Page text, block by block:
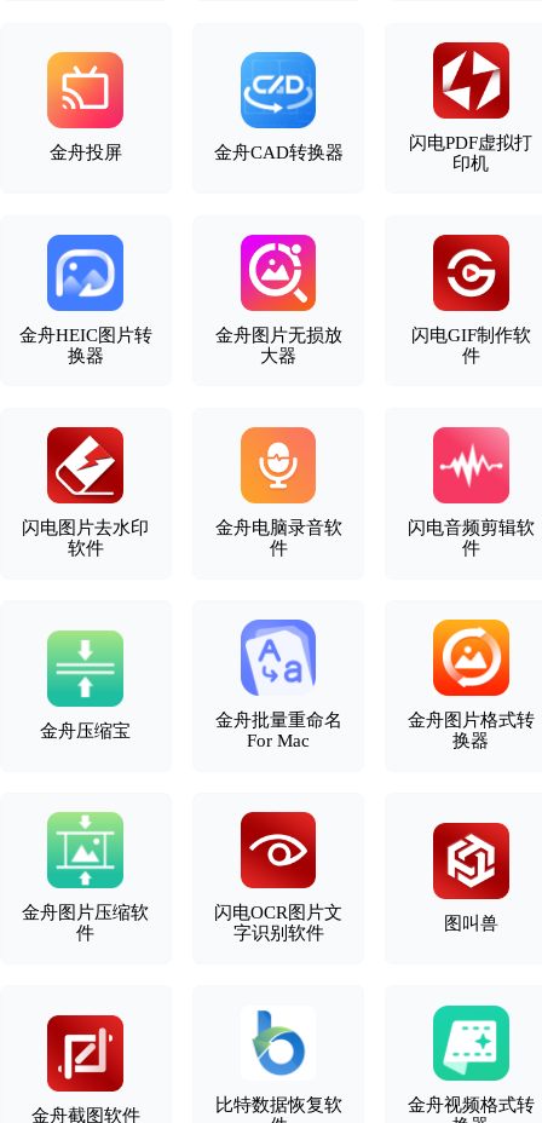
金舟投屏 金舟CAD转换器
闪电PDF虚拟打
印机
金舟HEIC图片转
换器
金舟图片无损放
大器
闪电GIF制作软
件
闪电图片去水印
软件
金舟电脑录音软
件
闪电音频剪辑软
件
金舟压缩宝
金舟批量重命名
For Mac
金舟图片格式转
换器
金舟图片压缩软
件
闪电OCR图片文
字识别软件
图叫兽
金舟截图软件
比特数据恢复软
金舟视频格式转